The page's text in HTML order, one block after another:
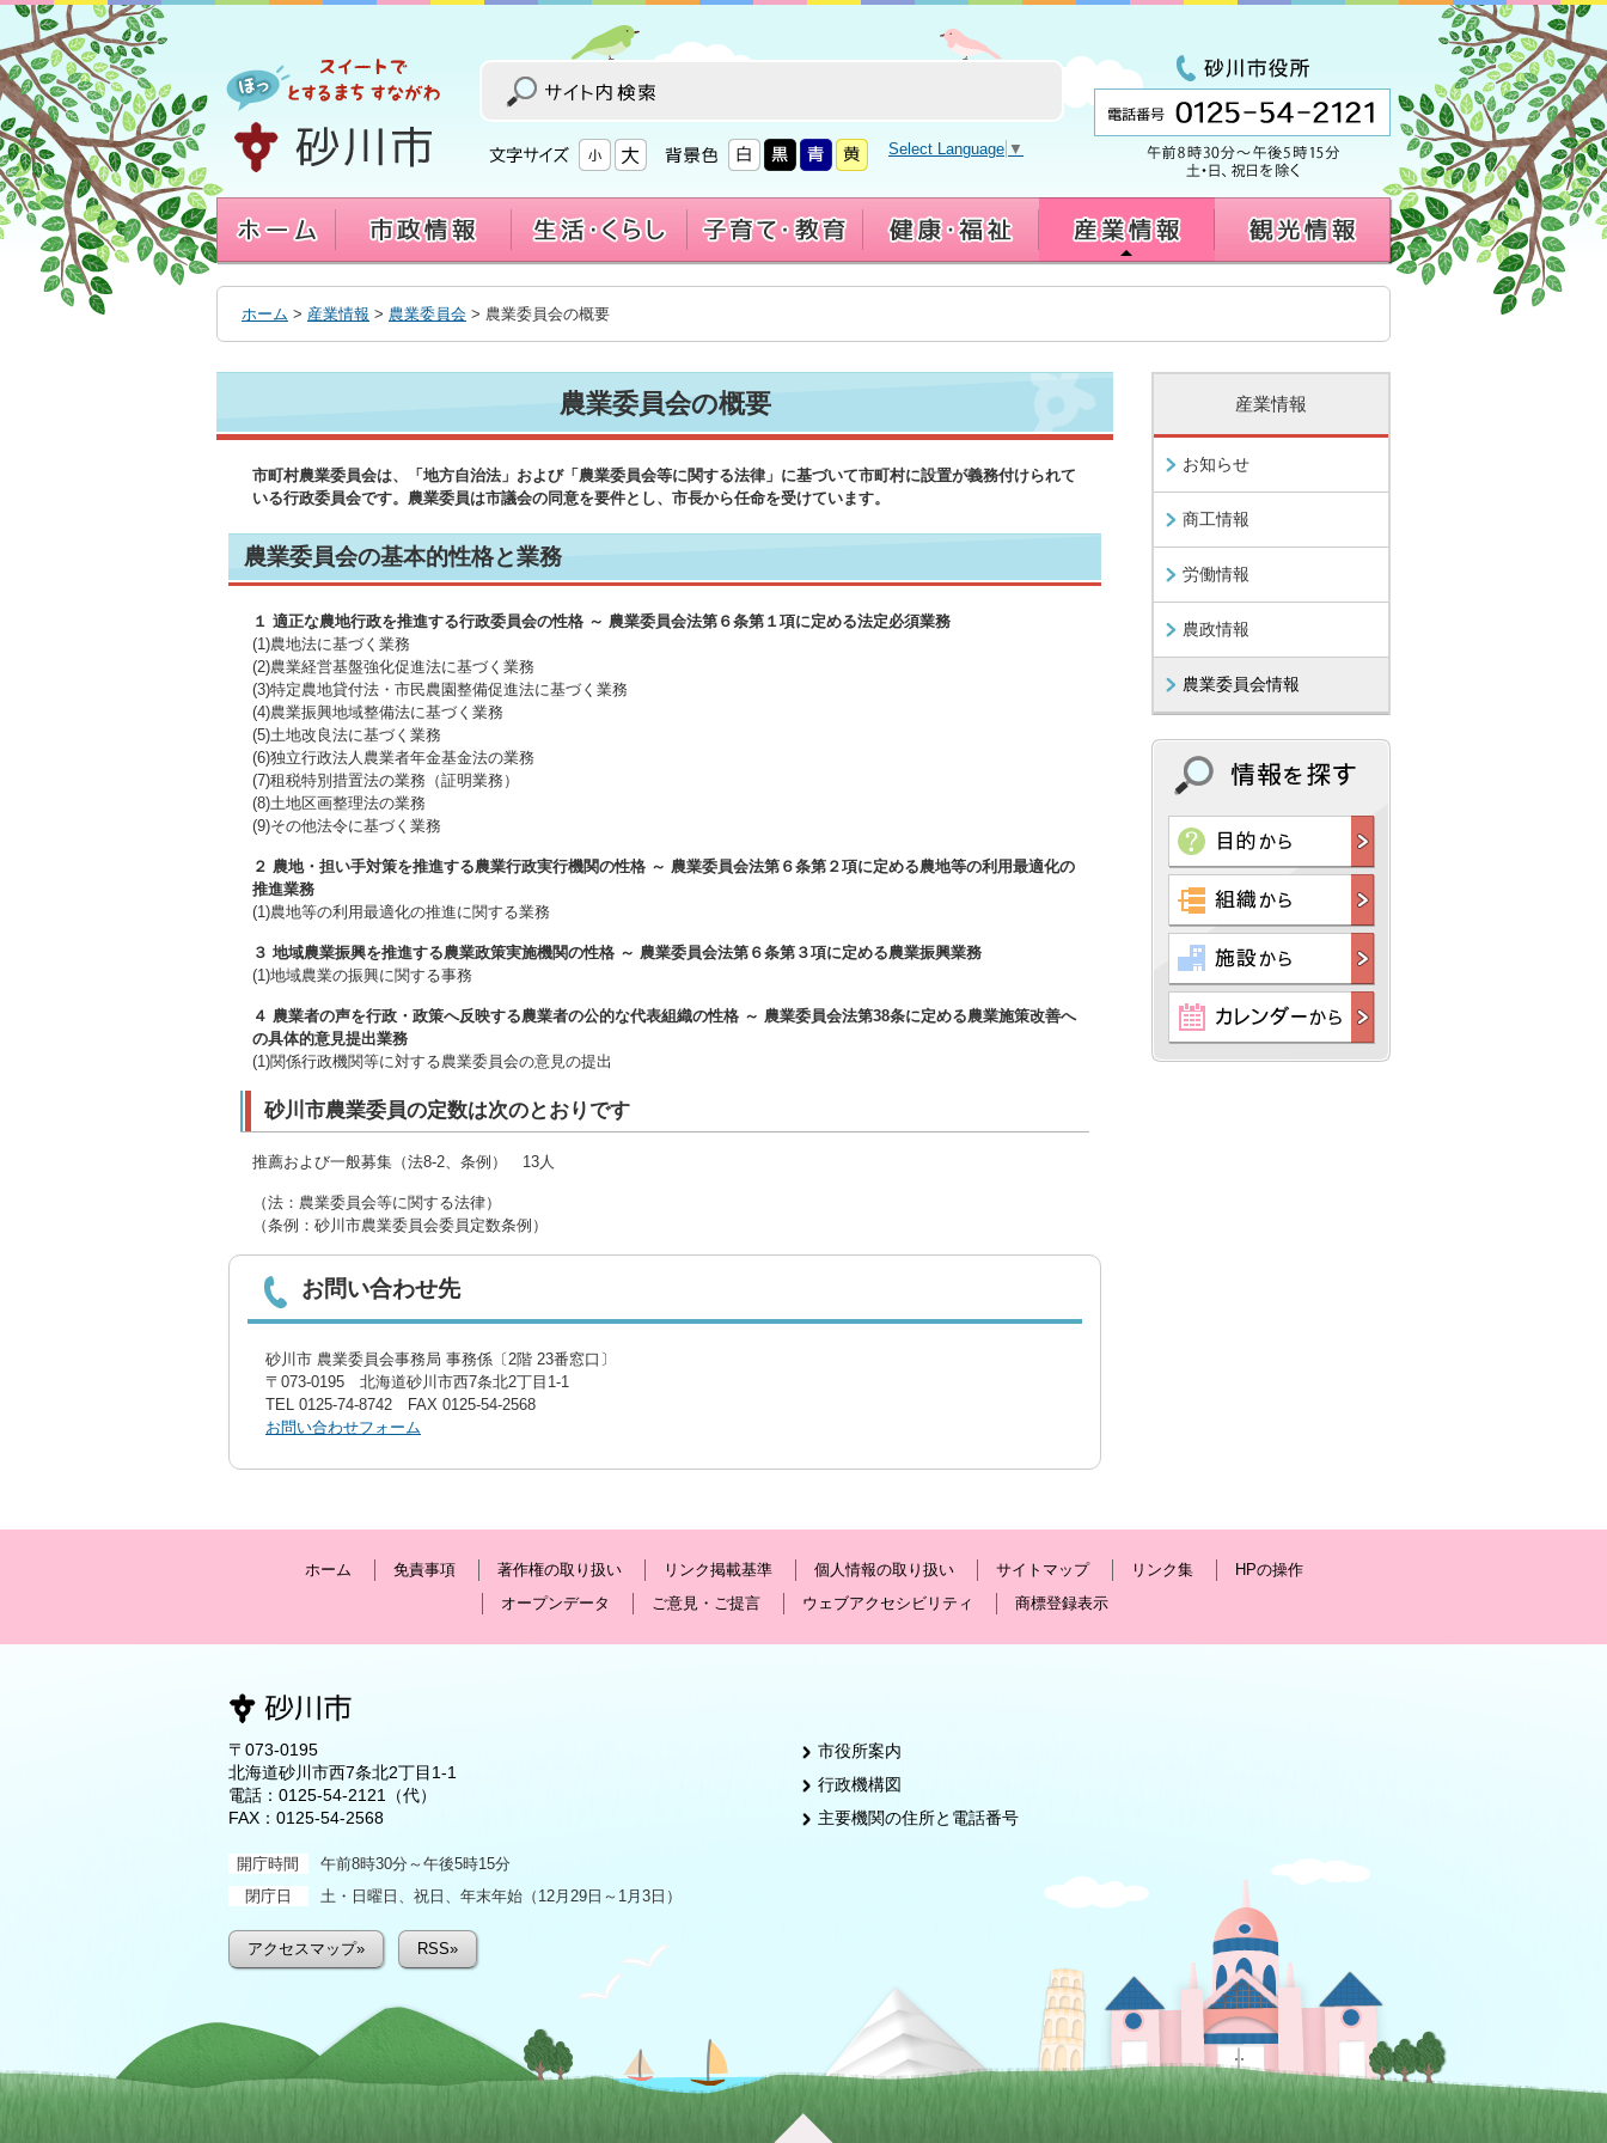
へ
移
動
す
る
Select Language ▼
ホーム > 産業情報 > 農業委員会 > 農業委員会の概要
農業委員会の概要
市町村農業委員会は、「地方自治法」および「農業委員会等に関する法律」に基づいて市町村に設置が義務付けられて
いる行政委員会です。農業委員は市議会の同意を要件とし、市長から任命を受けています。
農業委員会の基本的性格と業務
１ 適正な農地行政を推進する行政委員会の性格 ～ 農業委員会法第６条第１項に定める法定必須業務
(1)農地法に基づく業務
(2)農業経営基盤強化促進法に基づく業務
(3)特定農地貸付法・市民農園整備促進法に基づく業務
(4)農業振興地域整備法に基づく業務
(5)土地改良法に基づく業務
(6)独立行政法人農業者年金基金法の業務
(7)租税特別措置法の業務（証明業務）
(8)土地区画整理法の業務
(9)その他法令に基づく業務
２ 農地・担い手対策を推進する農業行政実行機関の性格 ～ 農業委員会法第６条第２項に定める農地等の利用最適化の
推進業務
(1)農地等の利用最適化の推進に関する業務
３ 地域農業振興を推進する農業政策実施機関の性格 ～ 農業委員会法第６条第３項に定める農業振興業務
(1)地域農業の振興に関する事務
４ 農業者の声を行政・政策へ反映する農業者の公的な代表組織の性格 ～ 農業委員会法第38条に定める農業施策改善へ
の具体的意見提出業務
(1)関係行政機関等に対する農業委員会の意見の提出
砂川市農業委員の定数は次のとおりです
推薦および一般募集（法8-2、条例） 13人
（法：農業委員会等に関する法律）
（条例：砂川市農業委員会委員定数条例）
お問い合わせ先
砂川市 農業委員会事務局 事務係〔2階 23番窓口〕
〒073-0195 北海道砂川市西7条北2丁目1-1
TEL 0125-74-8742 FAX 0125-54-2568
お問い合わせフォーム
産業情報
お知らせ
商工情報
労働情報
農政情報
農業委員会情報
ホーム 免責事項 著作権の取り扱い リンク掲載基準 個人情報の取り扱い サイトマップ リンク集
HPの操作
オープンデータ
ご意見・ご提言 ウェブアクセシビリティ 商標登録表示
〒073-0195
北海道砂川市西7条北2丁目1-1
電話： 0125-54-2121
（代）
FAX：0125-54-2568
開庁時間
午前8時30分～午後5時15分
閉庁日
土・日曜日、祝日、年末年始（12月29日～1月3日）
アクセスマップ» RSS»
市役所案内
行政機構図
主要機関の住所と電話番号